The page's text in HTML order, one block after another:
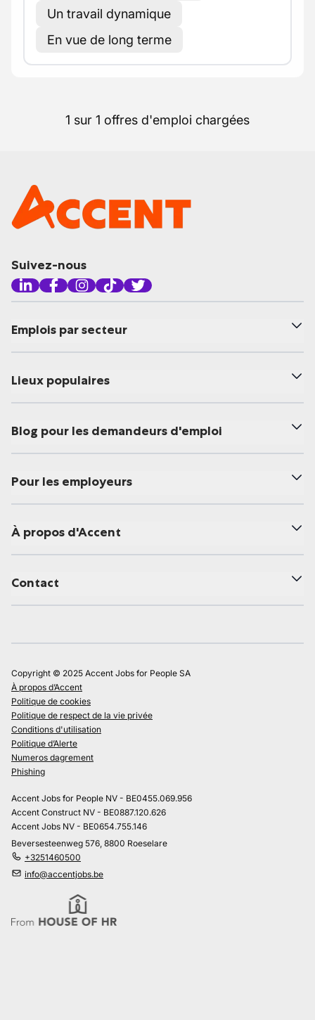
Un travail dynamique
En vue de long terme
1 sur 1 offres d'emploi chargées
Suivez-nous
Emplois par secteur
Lieux populaires
Blog pour les demandeurs d'emploi
Pour les employeurs
À propos d'Accent
Contact
Copyright © 2025 Accent Jobs for People SA
À propos d’Accent
Politique de cookies
Politique de respect de la vie privée
Conditions d'utilisation
Politique d’Alerte
Numeros dagrement
Phishing
Accent Jobs for People NV - BE0455.069.956
Accent Construct NV - BE0887.120.626
Accent Jobs NV - BE0654.755.146
Beversesteenweg 576, 8800 Roeselare
+3251460500
info@accentjobs.be